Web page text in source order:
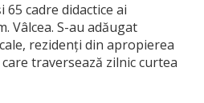
65 cadre didactice ai
Vâlcea. S-au adăugat
rezidenți din apropierea
traversează zilnic curtea